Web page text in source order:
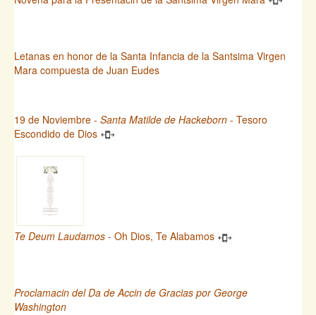
Letanas en honor de la Santa Infancia de la Santsima Virgen
Mara compuesta de Juan Eudes
19 de Noviembre - Santa Matilde de Hackeborn - Tesoro
Escondido de Dios
Te Deum Laudamos - Oh Dios, Te Alabamos
Proclamacin del Da de Accin de Gracias por George
Washington